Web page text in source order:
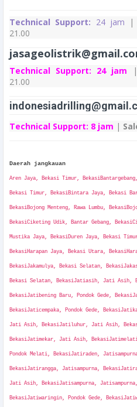
Technical Support: 24 jam |
21.00
Technical Support: 24 jam |
21.00
Technical Support: 8 jam |
Daerah jangkauan
Aren Jaya, Bekasi Timur,
Bekasi Timur, BekasiBintara Jaya, Bekasi
BekasiBojong Menteng, Rawa Lumbu,
BekasiCiketing Udik, Bantar Gebang,
Mustika Jaya, BekasiDuren Jaya, Bekasi
BekasiHarapan Jaya, Bekasi Utara,
BekasiJakamulya, Bekasi Selatan,
Bekasi Selatan, BekasiJatiasih, Jati Asih,
BekasiJatibening Baru, Pondok Gede,
BekasiJaticempaka, Pondok Gede,
Jati Asih, BekasiJatiluhur, Jati Asih,
BekasiJatimekar, Jati Asih,
Pondok Melati, BekasiJatiraden,
BekasiJatirangga, Jatisampurna,
Jati Asih, BekasiJatisampurna,
BekasiJatiwaringin, Pondok Gede,